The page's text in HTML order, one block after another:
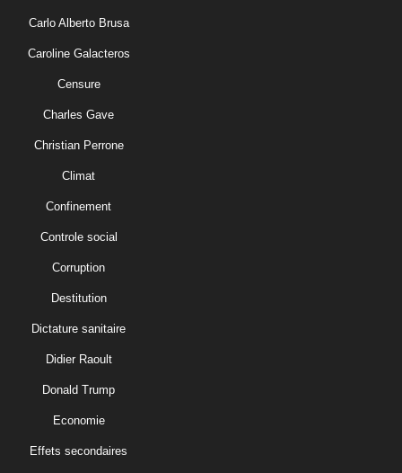
Carlo Alberto Brusa
Caroline Galacteros
Censure
Charles Gave
Christian Perrone
Climat
Confinement
Controle social
Corruption
Destitution
Dictature sanitaire
Didier Raoult
Donald Trump
Economie
Effets secondaires